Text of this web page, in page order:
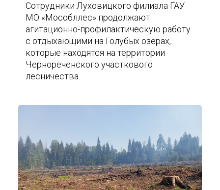
Сотрудники Луховицкого филиала ГАУ
МО «Мособллес» продолжают
агитационно-профилактическую работу
с отдыхающими на Голубых озёрах,
которые находятся на территории
Чернореченского участкового
лесничества.